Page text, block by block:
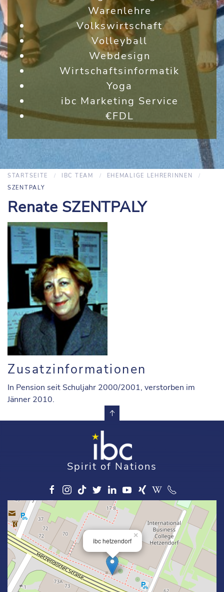
Warenlehre
Volkswirtschaft
Volleyball
Webdesign
Wirtschaftsinformatik
Yoga
ibc Marketing Service
€FDL
STARTSEITE IBC TEAM
EHEMALIGE LEHRERINNEN
SZENTPALY
Renate SZENTPALY
Zusatzinformationen
In Pension seit Schuljahr 2000/2001, verstorben im
Jänner 2010.
Spirit of Nations
ibc hetzendorf
×